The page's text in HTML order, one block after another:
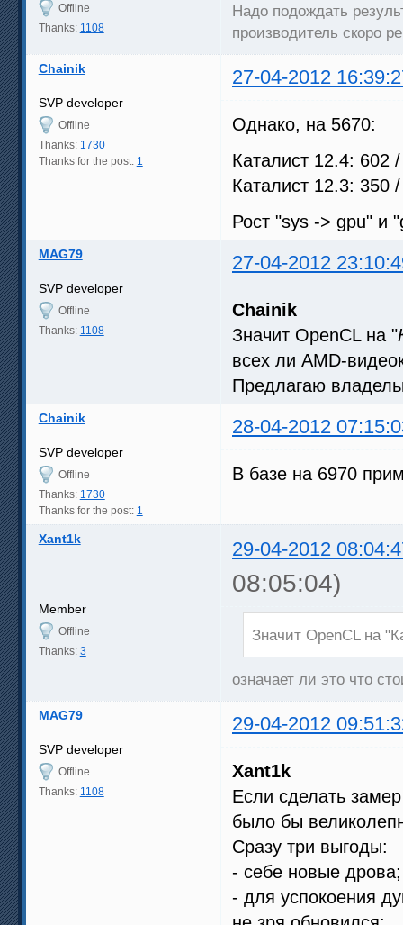
Offline
Thanks: 1108
Надо подождать
производитель скоро
Chainik 27-04-2012
SVP developer
Offline
Thanks: 1730
Thanks for the post: 1
Однако, на 5670:
Каталист 12.4: 602
Каталист 12.3: 350
Рост "sys -> gpu" и
MAG79 27-04-2012
SVP developer
Offline
Thanks: 1108
Chainik
Значит OpenCL на "
всех ли AMD-
Предлагаю
Chainik 28-04-2012
SVP developer
Offline
Thanks: 1730
Thanks for the post: 1
В базе на 6970
Xant1k 29-04-2012
08:05:04)
Member
Offline
Thanks: 3
Значит OpenCL на
означает ли это что
MAG79 29-04-2012
SVP developer
Offline
Thanks: 1108
Xant1k
Если сделать
было бы
Сразу три выгоды:
- себе новые дрова;
- для успокоения